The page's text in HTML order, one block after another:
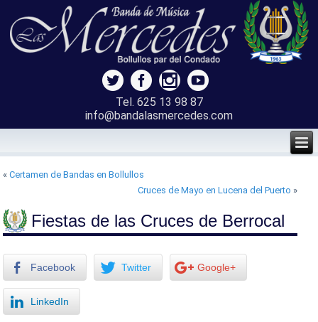
Tel. 625 13 98 87
info@bandalasmercedes.com
«Certamen de Bandas en Bollullos
Cruces de Mayo en Lucena del Puerto »
Fiestas de las Cruces de Berrocal
Facebook Twitter Google+
LinkedIn